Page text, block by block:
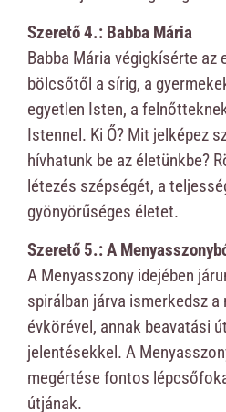
Szerető 4.: Babba Mária
Babba Mária végigkísérte az
bölcsőtől a sírig, a
egyetlen Isten, a
Istennel. Ki Ő? Mit jelképez
hívhatunk be az életünkbe?
létezés szépségét, a
gyönyörűséges életet.
Szerető 5.: A
A Menyasszony idejében
spirálban járva ismerkedsz
évkörével, annak beavatási
jelentésekkel. A
megértése fontos
útjának.